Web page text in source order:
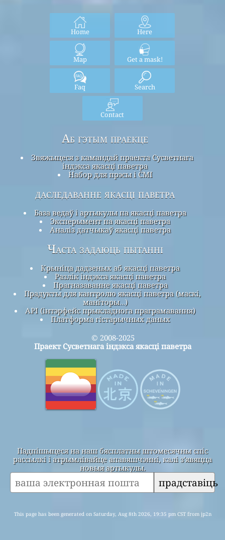
Home Here
Map Get a mask!
Faq Search
Contact
Аб гэтым праекце
Звяжыцеся з камандай праекта Сусветнага
індэкса якасці паветра
Набор для прэсы і СМІ
даследаванне якасці паветра
База ведаў і артыкулы па якасці паветра
Эксперымент па якасці паветра
Аналіз датчыкаў якасці паветра
Часта задаюць пытанні
Крыніца дадзеных аб якасці паветра
Разлік індэкса якасці паветра
Прагназаванне якасці паветра
Прадукты для кантролю якасці паветра (маскі,
маніторы…)
API (інтэрфейс прыкладнога праграмавання)
Платформа гістарычных даных
© 2008-2025
Праект Сусветнага індэкса якасці паветра
Падпішыцеся на наш бясплатны штомесячны спіс
рассылкі і атрымлівайце апавяшчэнні, калі з'явяцца
новыя артыкулы.
прадставіць
This page has been generated on Saturday, Aug 8th 2026, 19:35 pm CST from jp2n